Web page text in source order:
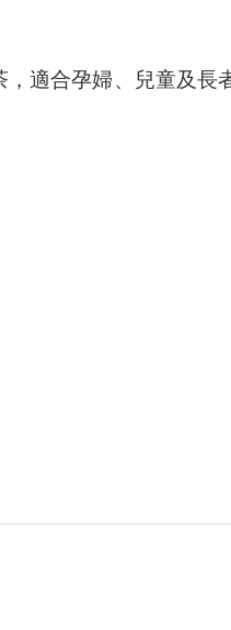
適合孕婦、兒童及長